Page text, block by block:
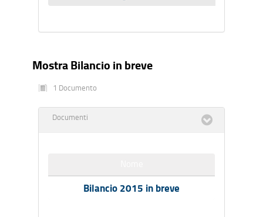
Mostra Bilancio in breve
1 Documento
Documenti
Bilancio 2015 in breve